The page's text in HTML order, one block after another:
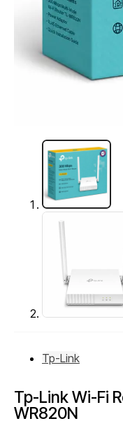
Tp-Link
Tp-Link Wi-Fi
WR820N